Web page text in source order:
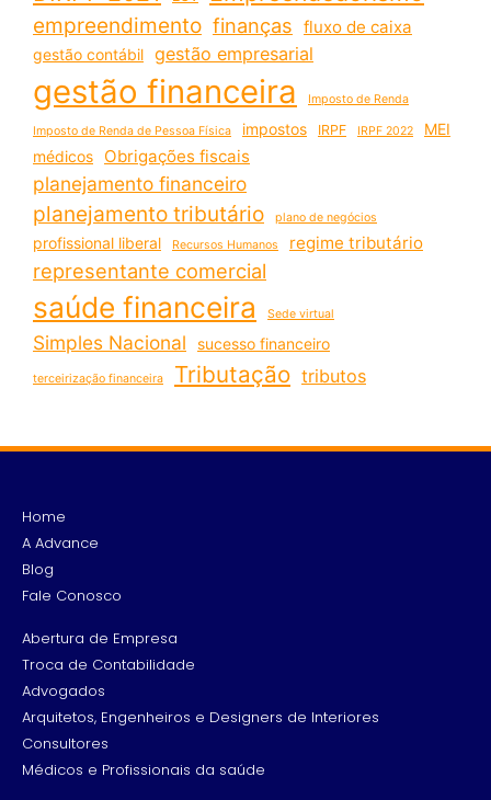
empreendimento finanças fluxo de caixa
gestão contábil gestão empresarial
gestão financeira Imposto de Renda
Imposto de Renda de Pessoa Física impostos IRPF IRPF 2022
MEI
médicos
Obrigações fiscais
planejamento financeiro
planejamento tributário plano de negócios
profissional liberal Recursos Humanos regime tributário
representante comercial
saúde financeira Sede virtual
Simples Nacional sucesso financeiro
terceirização financeira Tributação tributos
Home
A Advance
Blog
Fale Conosco
Abertura de Empresa
Troca de Contabilidade
Advogados
Arquitetos, Engenheiros e Designers de Interiores
Consultores
Médicos e Profissionais da saúde